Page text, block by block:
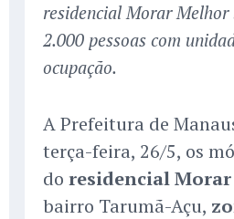
residencial Morar Melhor
2.000 pessoas com
ocupação.
A Prefeitura de
terça-feira, 26/5, os
do residencial
bairro Tarumã-Açu,